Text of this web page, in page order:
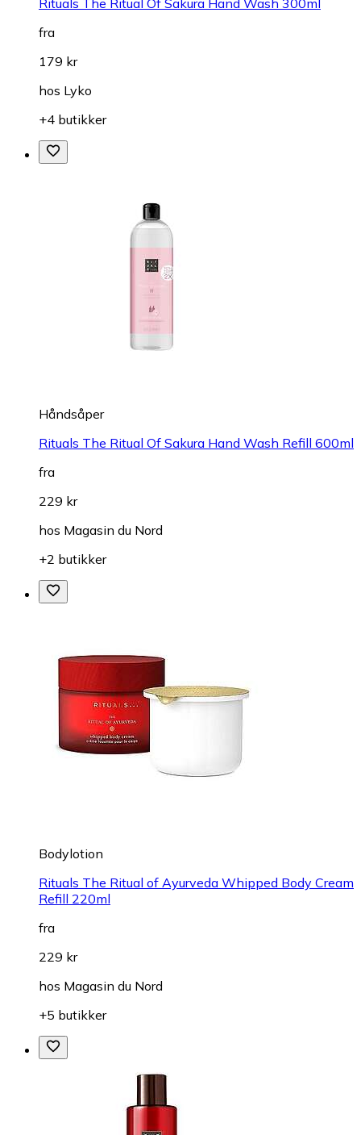
Rituals The Ritual Of Sakura Hand Wash 300ml
fra
179 kr
hos Lyko
+4 butikker
Håndsåper
Rituals The Ritual Of Sakura Hand Wash Refill 600ml
fra
229 kr
hos Magasin du Nord
+2 butikker
Bodylotion
Rituals The Ritual of Ayurveda Whipped Body Cream
Refill 220ml
fra
229 kr
hos Magasin du Nord
+5 butikker